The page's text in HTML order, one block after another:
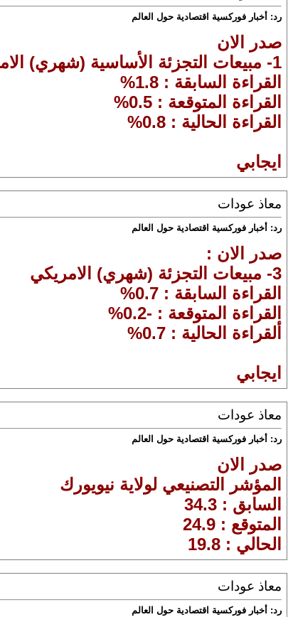
رد: أخبار فوركسية اقتصادية حول العالم
صدر الان
1- مبيعات التجزئة الأساسية (شهري) الامريكي
القراءة السابقة : 1.8%
القراءة المتوقعة : 0.5%
القراءة الحالية : 0.8%
ايجابي
معاذ عودات
رد: أخبار فوركسية اقتصادية حول العالم
صدر الان :
3- مبيعات التجزئة (شهري) الامريكي
القراءة السابقة : 0.7%
القراءة المتوقعة : -0.2%
ألقراءة الحالية : 0.7%
ايجابي
معاذ عودات
رد: أخبار فوركسية اقتصادية حول العالم
صدر الان
المؤشر التصنيعي لولاية نيويورك
السابق : 34.3
المتوقع : 24.9
الحالي : 19.8
معاذ عودات
رد: أخبار فوركسية اقتصادية حول العالم